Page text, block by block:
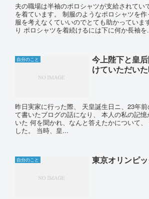
夫の職場は半袖のポロシャツが支給されてい
を着ています。 制服のようなポロシャツを
服を考えなくていいのでとても助かっていま
り ポロシャツを着続けるには下に何か長袖を
自分のこと
今上陛下と皇
けていただい
昨日実家に行った際、 天皇誕生日ニ、23年
て書いたブログの話になり、 本人の私の記
いた 何を聞かれ、なんと答えたかについて
した。 当時、皇...
自分のこと 東京オリンピ